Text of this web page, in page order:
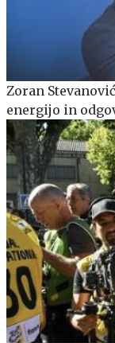
Zoran
energijo in